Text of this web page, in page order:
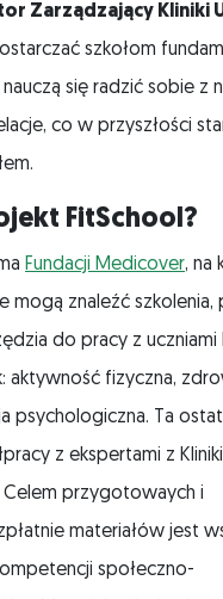
Zarządzający Kliniki
szkołom
się radzić sobie z
co w przyszłości
FitSchool?
Fundacji Medicover, na
mogą znaleźć szkolenia,
do pracy z uczniami
aktywność fizyczna,
psychologiczna. Ta
z ekspertami z
Celem przygotowaych i
materiałów jest
społeczno-